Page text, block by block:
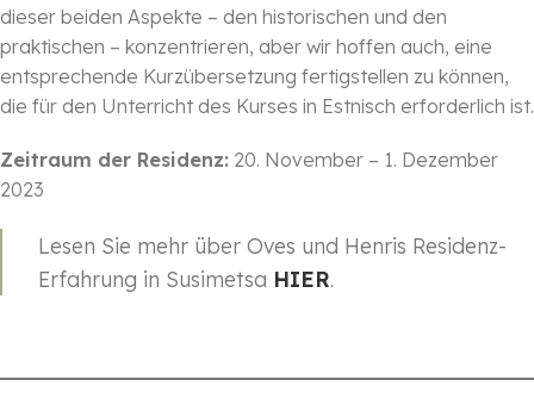
dieser beiden Aspekte – den historischen und den
praktischen – konzentrieren, aber wir hoffen auch, eine
entsprechende Kurzübersetzung fertigstellen zu können,
die für den Unterricht des Kurses in Estnisch erforderlich ist.
Zeitraum der Residenz: 20. November – 1. Dezember
2023
Lesen Sie mehr über Oves und Henris Residenz-
Erfahrung in Susimetsa HIER.